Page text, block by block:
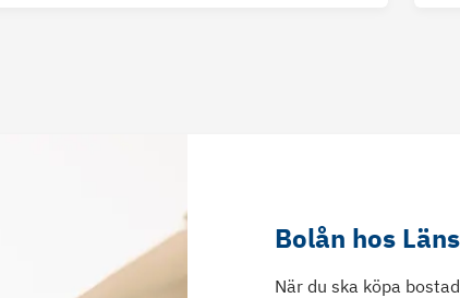
Bolån hos
När du ska köpa